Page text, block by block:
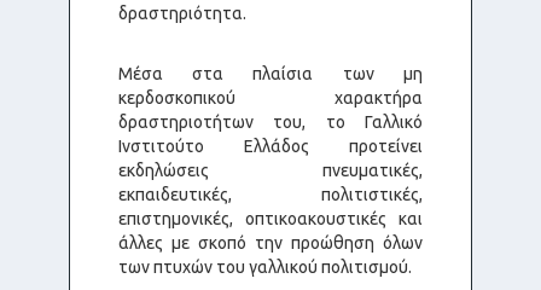
δραστηριότητα.
Μέσα στα πλαίσια των μη
κερδοσκοπικού χαρακτήρα
δραστηριοτήτων του, το Γαλλικό
Ινστιτούτο Ελλάδος προτείνει
εκδηλώσεις πνευματικές,
εκπαιδευτικές, πολιτιστικές,
επιστημονικές, οπτικοακουστικές και
άλλες με σκοπό την προώθηση όλων
των πτυχών του γαλλικού πολιτισμού.